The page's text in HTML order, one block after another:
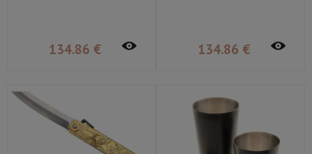
134.86 € 134.86 €